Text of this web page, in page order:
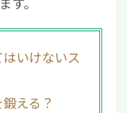
いけないス
える？